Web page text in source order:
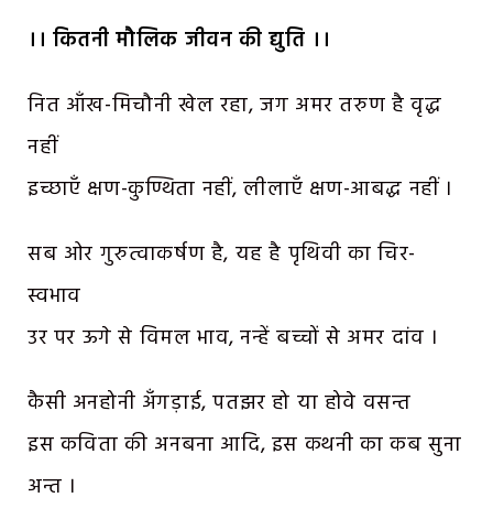
।। कितनी मौलिक जीवन की द्युति ।।
नित आँख-मिचौनी खेल रहा, जग अमर तरुण है वृद्ध
नहीं
इच्छाएँ क्षण-कुण्ठिता नहीं, लीलाएँ क्षण-आबद्ध नहीं ।
सब ओर गुरुत्वाकर्षण है, यह है पृथिवी का चिर-
स्वभाव
उर पर ऊगे से विमल भाव, नन्हें बच्चों से अमर दांव ।
कैसी अनहोनी अँगड़ाई, पतझर हो या होवे वसन्त
इस कविता की अनबना आदि, इस कथनी का कब सुना
अन्त ।